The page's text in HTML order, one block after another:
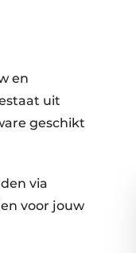
en
uit
geschikt
via
voor jouw